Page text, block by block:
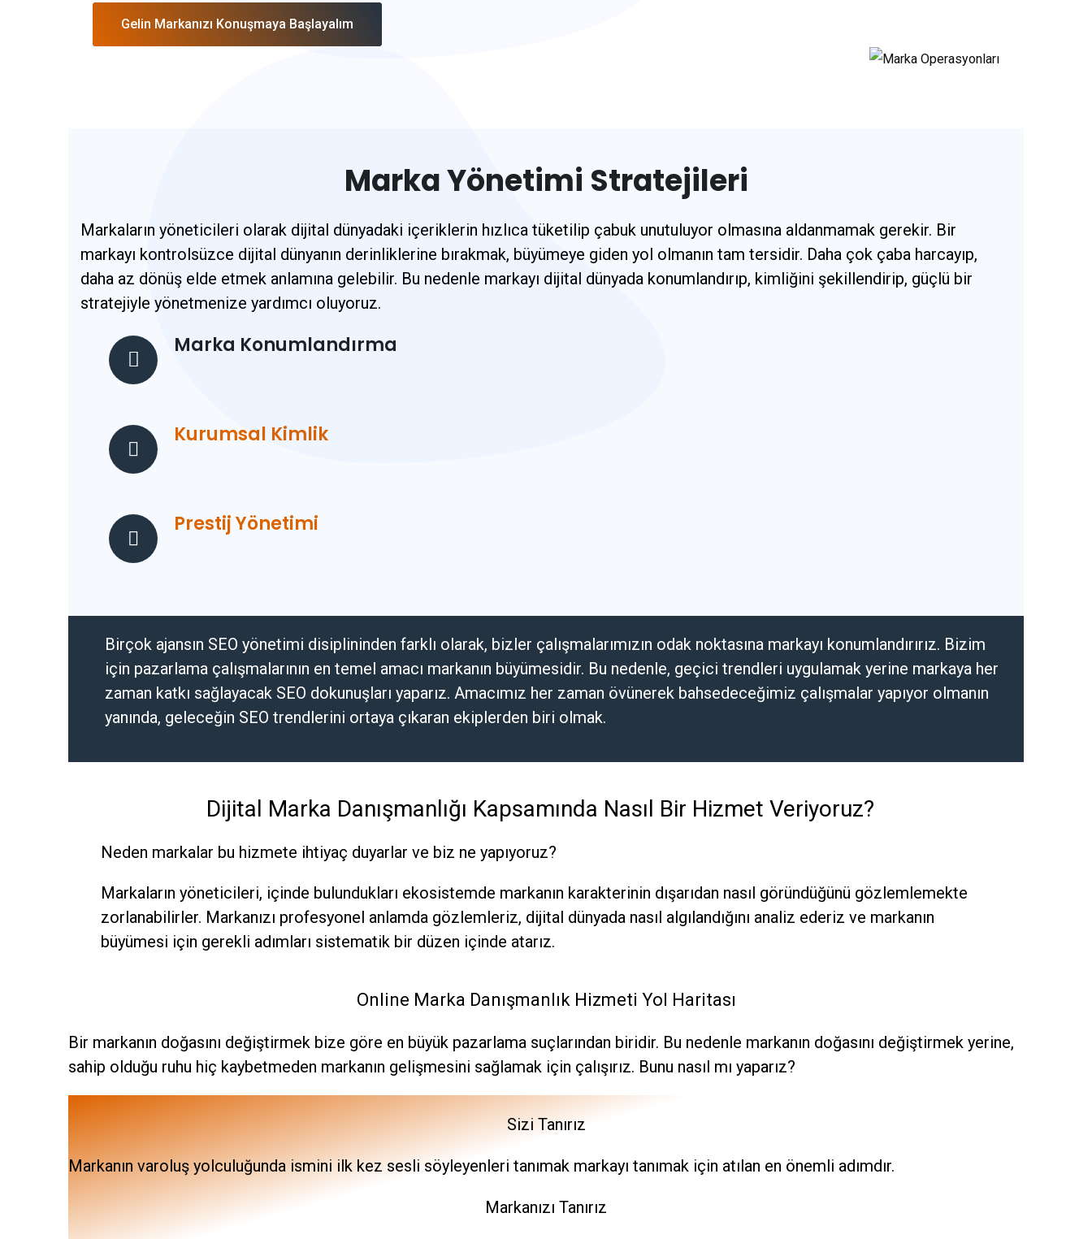
Gelin Markanızı Konuşmaya Başlayalım
Marka Yönetimi Stratejileri
Markaların yöneticileri olarak dijital dünyadaki içeriklerin hızlıca tüketilip çabuk unutuluyor olmasına aldanmamak gerekir. Bir
markayı kontrolsüzce dijital dünyanın derinliklerine bırakmak, büyümeye giden yol olmanın tam tersidir. Daha çok çaba harcayıp,
daha az dönüş elde etmek anlamına gelebilir. Bu nedenle markayı dijital dünyada konumlandırıp, kimliğini şekillendirip, güçlü bir
stratejiyle yönetmenize yardımcı oluyoruz.
Marka Konumlandırma
Kurumsal Kimlik
Prestij Yönetimi
Birçok ajansın SEO yönetimi disiplininden farklı olarak, bizler çalışmalarımızın odak noktasına markayı konumlandırırız. Bizim
için pazarlama çalışmalarının en temel amacı markanın büyümesidir. Bu nedenle, geçici trendleri uygulamak yerine markaya her
zaman katkı sağlayacak SEO dokunuşları yaparız. Amacımız her zaman övünerek bahsedeceğimiz çalışmalar yapıyor olmanın
yanında, geleceğin SEO trendlerini ortaya çıkaran ekiplerden biri olmak.
Dijital Marka Danışmanlığı Kapsamında Nasıl Bir Hizmet Veriyoruz?
Neden markalar bu hizmete ihtiyaç duyarlar ve biz ne yapıyoruz?
Markaların yöneticileri, içinde bulundukları ekosistemde markanın karakterinin dışarıdan nasıl göründüğünü gözlemlemekte
zorlanabilirler. Markanızı profesyonel anlamda gözlemleriz, dijital dünyada nasıl algılandığını analiz ederiz ve markanın
büyümesi için gerekli adımları sistematik bir düzen içinde atarız.
Online Marka Danışmanlık Hizmeti Yol Haritası
Bir markanın doğasını değiştirmek bize göre en büyük pazarlama suçlarından biridir. Bu nedenle markanın doğasını değiştirmek yerine,
sahip olduğu ruhu hiç kaybetmeden markanın gelişmesini sağlamak için çalışırız. Bunu nasıl mı yaparız?
Sizi Tanırız
Markanın varoluş yolculuğunda ismini ilk kez sesli söyleyenleri tanımak markayı tanımak için atılan en önemli adımdır.
Markanızı Tanırız